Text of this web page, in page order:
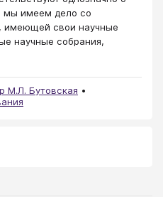
мы имеем дело со
имеющей свои научные
научные собрания,
М.Л. Бутовская